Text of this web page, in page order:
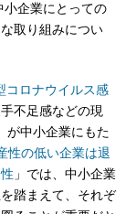
企業にとっての
取り組みについ
コロナウイルス感
不足感などの現
が中小企業にもた
性の低い企業は退
」では、中小企業
踏まえて、それぞ